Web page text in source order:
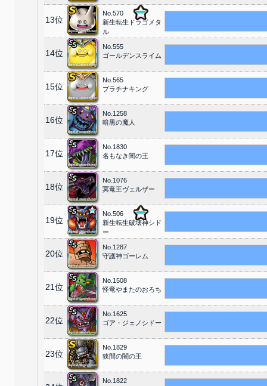
13位
No.570
新生転生ドラゴメタ
ル
14位
No.555
ゴールデンスライム
15位
No.565
プラチナキング
16位
No.1258
暗黒の魔人
17位
No.1830
名もなき闇の王
18位
No.1076
冥竜王ヴェルザー
19位
No.506
新生転生破壊神シド
ー
20位
No.1287
守護神ゴーレム
21位
No.1508
怪竜やまたのおろち
22位
No.1625
ゴア・ジェノシドー
23位
No.1829
狭間の闇の王
No.1822